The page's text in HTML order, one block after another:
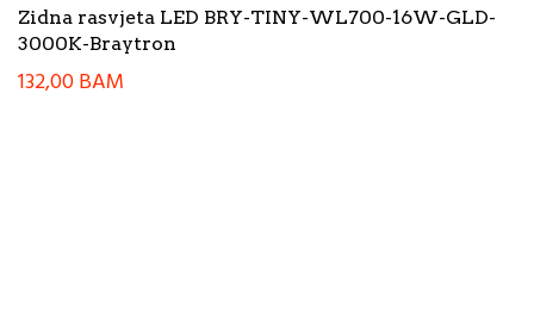
Zidna rasvjeta LED BRY-TINY-WL700-16W-GLD-
3000K-Braytron
132,00BAM